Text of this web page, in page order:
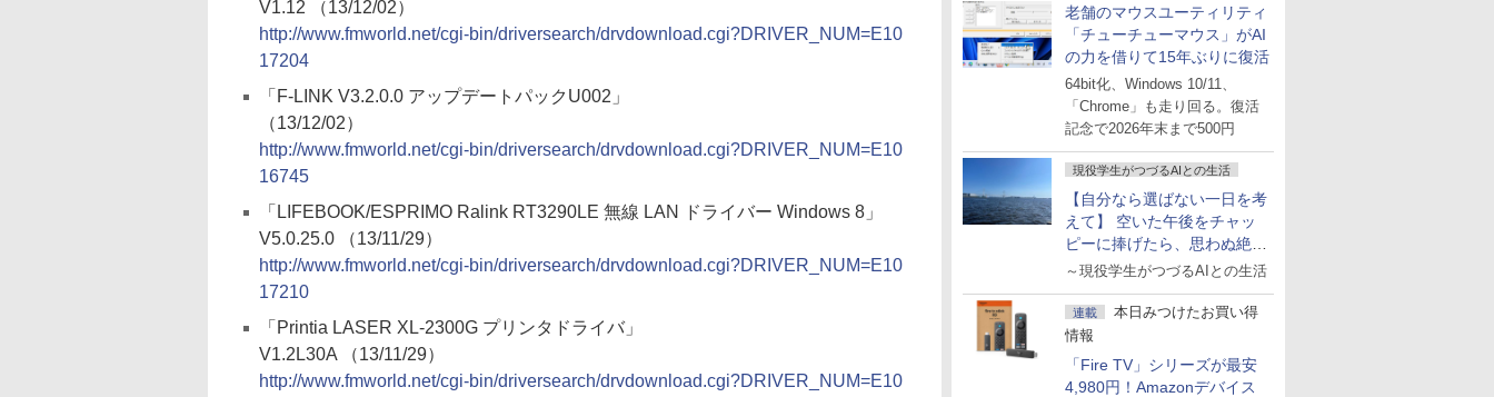
老舗のマウスユーティリティ
「チューチューマウス」がAI
の力を借りて15年ぶりに復活
64bit化、Windows 10/11、
「Chrome」も走り回る。復活
記念で2026年末まで500円
現役学生がつづるAIとの生活
【自分なら選ばない一日を考
えて】 空いた午後をチャッ
ピーに捧げたら、思わぬ絶景
に出会った話
～現役学生がつづるAIとの生活
連載
本日みつけたお買い得
情報
「Fire TV」シリーズが最安
4,980円！Amazonデバイス
V1.12 （13/12/02）
http://www.fmworld.net/cgi-bin/driversearch/drvdownload.cgi?DRIVER_NUM=E10
17204
「F-LINK V3.2.0.0 アップデートパックU002」
（13/12/02）
http://www.fmworld.net/cgi-bin/driversearch/drvdownload.cgi?DRIVER_NUM=E10
16745
「LIFEBOOK/ESPRIMO Ralink RT3290LE 無線 LAN ドライバー Windows 8」
V5.0.25.0 （13/11/29）
http://www.fmworld.net/cgi-bin/driversearch/drvdownload.cgi?DRIVER_NUM=E10
17210
「Printia LASER XL-2300G プリンタドライバ」
V1.2L30A （13/11/29）
http://www.fmworld.net/cgi-bin/driversearch/drvdownload.cgi?DRIVER_NUM=E10